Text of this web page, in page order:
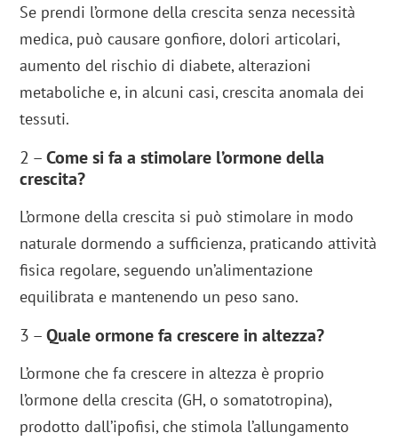
Se prendi l’ormone della crescita senza necessità
medica, può causare gonfiore, dolori articolari,
aumento del rischio di diabete, alterazioni
metaboliche e, in alcuni casi, crescita anomala dei
tessuti.
2 –Come si fa a stimolare l’ormone della
crescita?
L’ormone della crescita si può stimolare in modo
naturale dormendo a sufficienza, praticando attività
fisica regolare, seguendo un’alimentazione
equilibrata e mantenendo un peso sano.
3 –Quale ormone fa crescere in altezza?
L’ormone che fa crescere in altezza è proprio
l’ormone della crescita (GH, o somatotropina),
prodotto dall’ipofisi, che stimola l’allungamento